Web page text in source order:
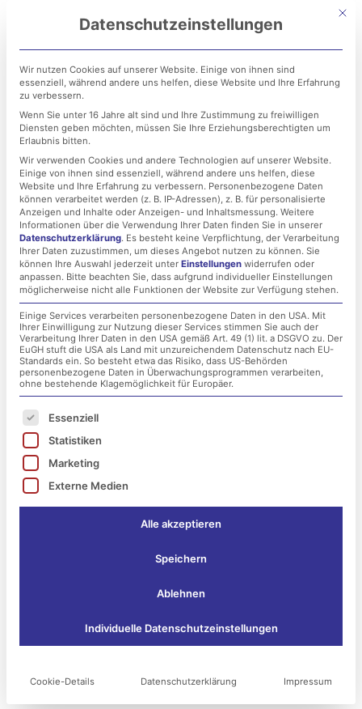
springen
FortiSandbox und esko-
systems: Die intelligente
Waffe im Kampf gegen
gezielte Malware-Angriffe
3. Oktober 2019
Das könnte Sie vielleicht
auch interessieren:
Mit
Datenschutzeinstellungen
Wir nutzen Cookies auf unserer Website. Einige von ihnen sind
essenziell, während andere uns helfen, diese Website und Ihre Erfahrung
zu verbessern.
Wenn Sie unter 16 Jahre alt sind und Ihre Zustimmung zu freiwilligen
Diensten geben möchten, müssen Sie Ihre Erziehungsberechtigten um
Erlaubnis bitten.
Wir verwenden Cookies und andere Technologien auf unserer Website.
Einige von ihnen sind essenziell, während andere uns helfen, diese
Website und Ihre Erfahrung zu verbessern. Personenbezogene Daten
können verarbeitet werden (z. B. IP-Adressen), z. B. für personalisierte
Anzeigen und Inhalte oder Anzeigen- und Inhaltsmessung. Weitere
Informationen über die Verwendung Ihrer Daten finden Sie in unserer
Datenschutzerklärung. Es besteht keine Verpflichtung, der Verarbeitung
Ihrer Daten zuzustimmen, um dieses Angebot nutzen zu können. Sie
können Ihre Auswahl jederzeit unter Einstellungen widerrufen oder
anpassen. Bitte beachten Sie, dass aufgrund individueller Einstellungen
möglicherweise nicht alle Funktionen der Website zur Verfügung stehen.
Einige Services verarbeiten personenbezogene Daten in den USA. Mit
Ihrer Einwilligung zur Nutzung dieser Services stimmen Sie auch der
Verarbeitung Ihrer Daten in den USA gemäß Art. 49 (1) lit. a DSGVO zu. Der
EuGH stuft die USA als Land mit unzureichendem Datenschutz nach EU-
Standards ein. So besteht etwa das Risiko, dass US-Behörden
personenbezogene Daten in Überwachungsprogrammen verarbeiten,
ohne bestehende Klagemöglichkeit für Europäer.
Es folgt eine Liste der Service-Gruppen, für die
Essenziell
Statistiken
Marketing
Externe Medien
Alle akzeptieren
Speichern
Ablehnen
Individuelle Datenschutzeinstellungen
Cookie-Details Datenschutzerklärung Impressum